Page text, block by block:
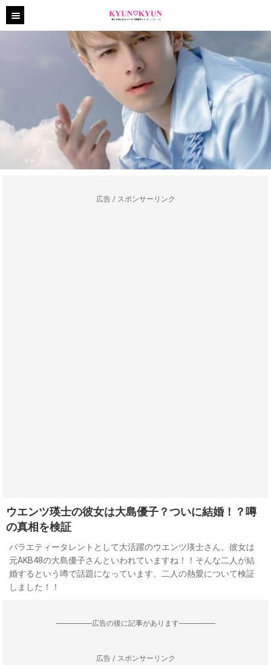
広告 / スポンサーリンク
ウエンツ瑛士の彼女は大島優子？ついに結婚！？噂
の真相を検証
バラエティータレントとして大活躍のウエンツ瑛士さん。彼女は
元AKB48の大島優子さんといわれていますね！！そんな二人が結
婚するという噂で話題になっています。二人の熱愛について検証
しました！！
--------------------広告の後に記事があります--------------------
広告 / スポンサーリンク